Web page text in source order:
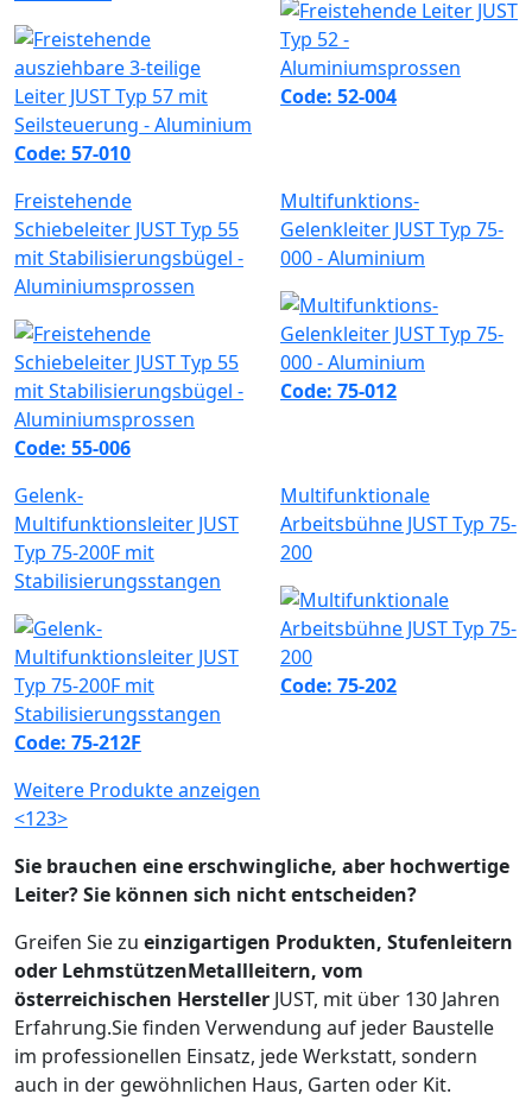
Code: 57-010
Code: 52-004
Freistehende
Schiebeleiter JUST Typ 55
mit Stabilisierungsbügel -
Aluminiumsprossen
Code: 55-006
Multifunktions-
Gelenkleiter JUST Typ 75-
000 - Aluminium
Code: 75-012
Gelenk-
Multifunktionsleiter JUST
Typ 75-200F mit
Stabilisierungsstangen
Code: 75-212F
Multifunktionale
Arbeitsbühne JUST Typ 75-
200
Code: 75-202
Weitere Produkte anzeigen
<123>
Sie brauchen eine erschwingliche, aber hochwertige
Leiter? Sie können sich nicht entscheiden?
Greifen Sie zu einzigartigen Produkten, Stufenleitern
oder LehmstützenMetallleitern, vom
österreichischen Hersteller JUST, mit über 130 Jahren
Erfahrung.Sie finden Verwendung auf jeder Baustelle
im professionellen Einsatz, jede Werkstatt, sondern
auch in der gewöhnlichen Haus, Garten oder Kit.